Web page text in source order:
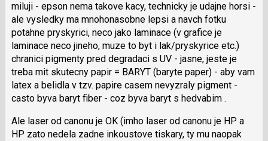
miluji - epson nema takove kacy, technicky je udajne horsi -
ale vysledky ma mnohonasobne lepsi a navch fotku
potahne pryskyrici, neco jako laminace (v grafice je
laminace neco jineho, muze to byt i lak/pryskyrice etc.)
chranici pigmenty pred degradaci s UV - jasne, jeste je
treba mit skutecny papir = BARYT (baryte paper) - aby vam
latex a belidla v tzv. papire casem nevyzraly pigment -
casto byva baryt fiber - coz byva baryt s hedvabim .
Ale laser od canonu je OK (imho laser od canonu je HP a
HP zato nedela zadne inkoustove tiskary, ty mu naopak